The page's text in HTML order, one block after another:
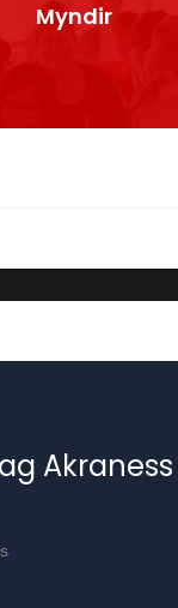
Myndir
Akraness